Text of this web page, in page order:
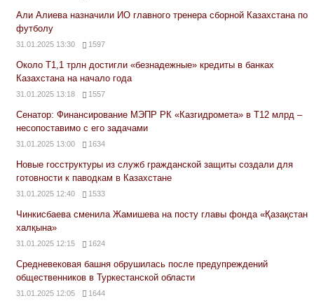
Али Алиева назначили ИО главного тренера сборной Казахстана по
футболу
31.01.2025 13:30 1597
Около Т1,1 трлн достигли «безнадежные» кредиты в банках
Казахстана на начало года
31.01.2025 13:18 1557
Сенатор: Финансирование МЭПР РК «Казгидромета» в Т12 млрд –
несопоставимо с его задачами
31.01.2025 13:00 1634
Новые госструктуры из служб гражданской защиты создали для
готовности к паводкам в Казахстане
31.01.2025 12:40 1533
Чинкисбаева сменила Жамишева на посту главы фонда «Қазақстан
халқына»
31.01.2025 12:15 1624
Средневековая башня обрушилась после предупреждений
общественников в Туркестанской области
31.01.2025 12:05 1644